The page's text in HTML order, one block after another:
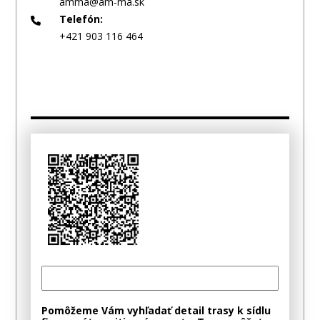
Telefón:
+421 903 116 464
Pomôžeme Vám vyhľadať detail trasy k sídlu